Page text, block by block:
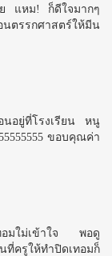
แหม! ก็ดีใจมากๆ
ตรรกศาสตร์ให้มีน
นอยู่ที่โรงเรียน หนู
ขอบคุณค่า
ทอมใม่เข้าใจ พอดู
ที่ครูให้ทำปิดเทอมก็